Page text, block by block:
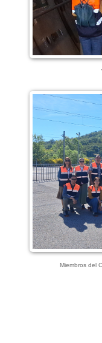
Miembros del